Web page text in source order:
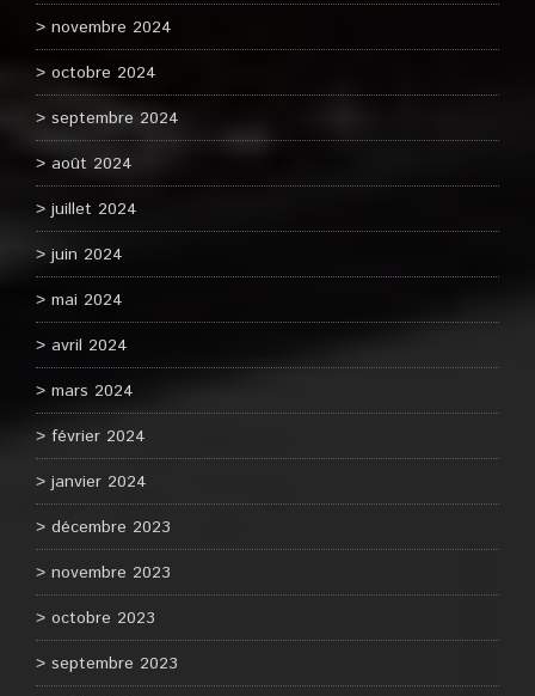
novembre 2024
octobre 2024
septembre 2024
août 2024
juillet 2024
juin 2024
mai 2024
avril 2024
mars 2024
février 2024
janvier 2024
décembre 2023
novembre 2023
octobre 2023
septembre 2023